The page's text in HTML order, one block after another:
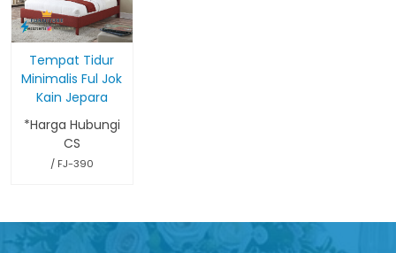
Tempat Tidur
Minimalis Ful Jok
Kain Jepara
*Harga Hubungi
CS
/ FJ-390